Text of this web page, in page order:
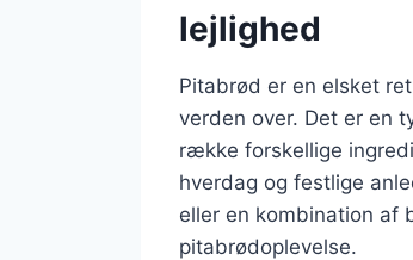
lejlighed
Pitabrød er en elsket
verden over. Det er en
række forskellige
hverdag og festlige
eller en kombination af
pitabrødoplevelse.